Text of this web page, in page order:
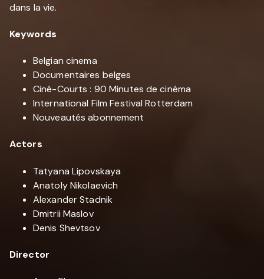
dans la vie.
Keywords
Belgian cinema
Documentaires belges
Ciné-Courts : 90 Minutes de cinéma
International Film Festival Rotterdam
Nouveautés abonnement
Actors
Tatyana Lipovskaya
Anatoly Nikolaevich
Alexander Stadnik
Dmitrii Maslov
Denis Shevtsov
Director